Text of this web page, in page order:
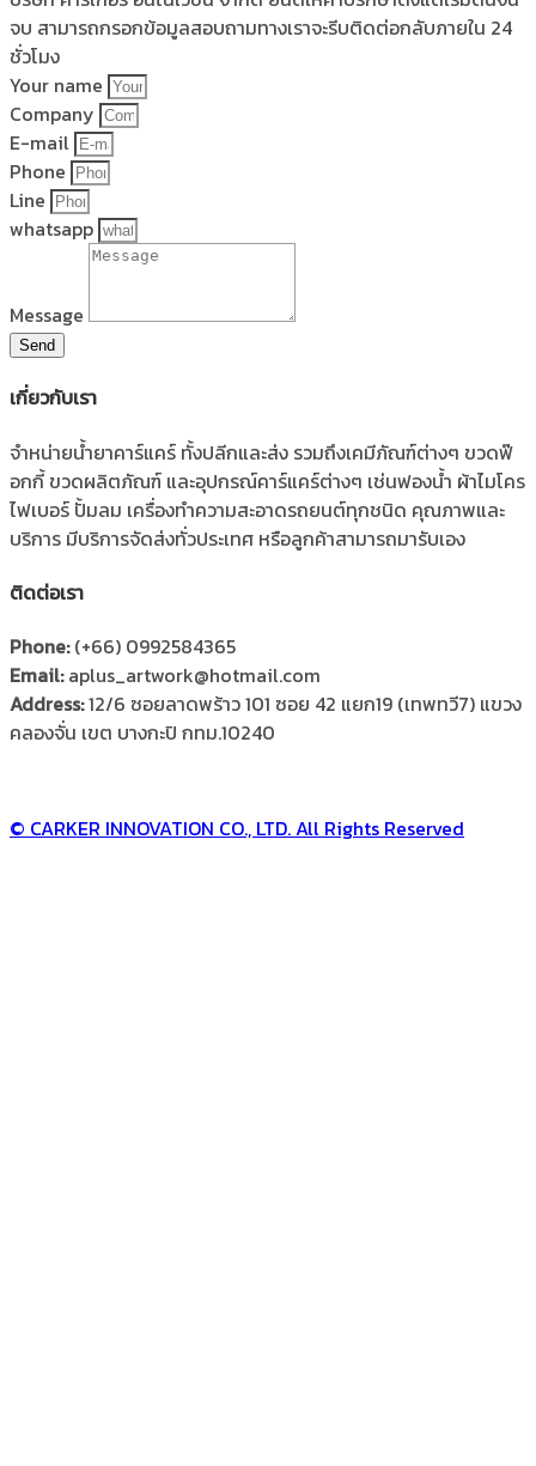
จบ สามารถกรอกข้อมูลสอบถามทางเราจะรีบติดต่อกลับภายใน 24
ชั่วโมง
Your name
Company
E-mail
Phone
Line
whatsapp
Message
Send
เกี่ยวกับเรา
จำหน่ายน้ำยาคาร์แคร์ ทั้งปลีกและส่ง รวมถึงเคมีภัณฑ์ต่างๆ ขวดฟ๊
อกกี้ ขวดผลิตภัณฑ์ และอุปกรณ์คาร์แคร์ต่างๆ เช่นฟองน้ำ ผ้าไมโคร
ไฟเบอร์ ปั้มลม เครื่องทำความสะอาดรถยนต์ทุกชนิด คุณภาพและ
บริการ มีบริการจัดส่งทั่วประเทศ หรือลูกค้าสามารถมารับเอง
ติดต่อเรา
Phone:(+66) 0992584365
Email:aplus_artwork@hotmail.com
Address:12/6 ซอยลาดพร้าว 101 ซอย 42 แยก19 (เทพทวี7) แขวง
คลองจั่น เขต บางกะปิ กทม.10240
© CARKER INNOVATION CO., LTD. All Rights Reserved